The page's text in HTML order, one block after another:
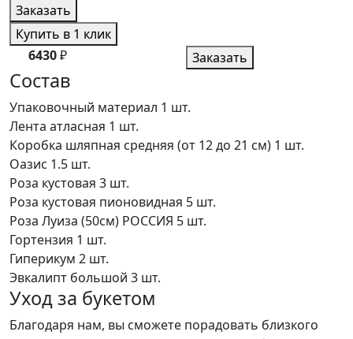
Заказать
Купить в 1 клик
6430₽ Заказать
Состав
Упаковочный материал 1 шт.
Лента атласная 1 шт.
Коробка шляпная средняя (от 12 до 21 см) 1 шт.
Оазис 1.5 шт.
Роза кустовая 3 шт.
Роза кустовая пионовидная 5 шт.
Роза Луиза (50см) РОССИЯ 5 шт.
Гортензия 1 шт.
Гиперикум 2 шт.
Эвкалипт большой 3 шт.
Уход за букетом
Благодаря нам, вы сможете порадовать близкого